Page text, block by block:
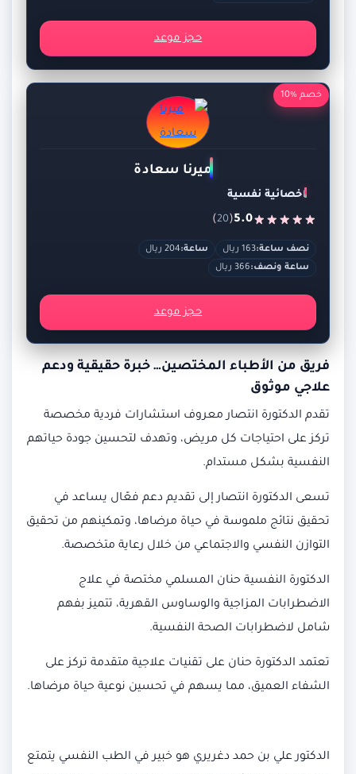
حجز موعد
خصم %10
ميرنا سعادة
اخصائية نفسية
5.0
(
20
)
نصف ساعة:163 ريال ساعة:204 ريال
ساعة ونصف:366 ريال
حجز موعد
فريق من الأطباء المختصين… خبرة حقيقية ودعم
علاجي موثوق
تقدم الدكتورة انتصار معروف استشارات فردية مخصصة
تركز على احتياجات كل مريض، وتهدف لتحسين جودة حياتهم
النفسية بشكل مستدام.
تسعى الدكتورة انتصار إلى تقديم دعم فعّال يساعد في
تحقيق نتائج ملموسة في حياة مرضاها، وتمكينهم من تحقيق
التوازن النفسي والاجتماعي من خلال رعاية متخصصة.
الدكتورة النفسية حنان المسلمي مختصة في علاج
الاضطرابات المزاجية والوساوس القهرية، تتميز بفهم
شامل لاضطرابات الصحة النفسية.
تعتمد الدكتورة حنان على تقنيات علاجية متقدمة تركز على
الشفاء العميق، مما يسهم في تحسين نوعية حياة مرضاها.
الدكتور علي بن حمد دغريري هو خبير في الطب النفسي يتمتع